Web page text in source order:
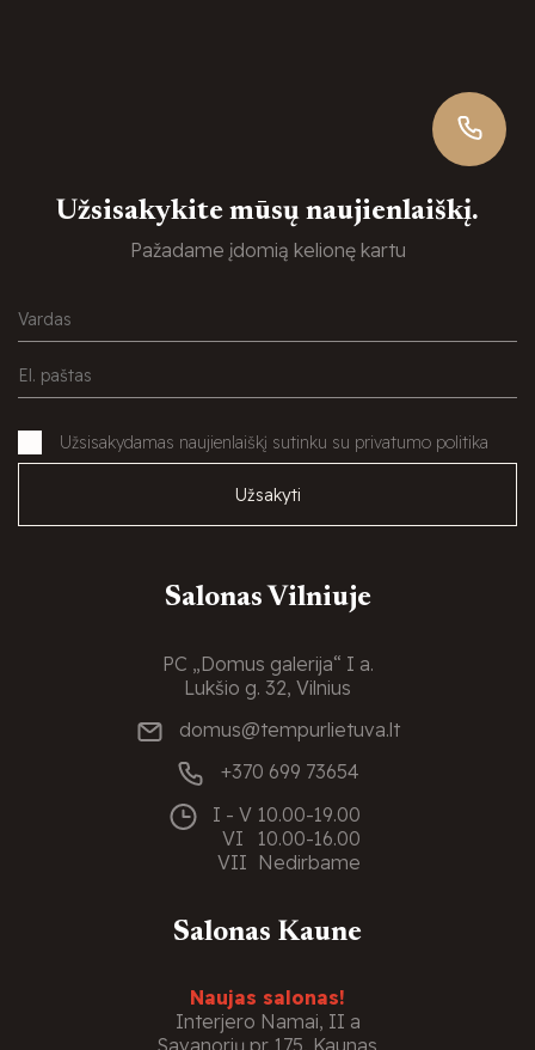
Užsisakykite mūsų naujienlaiškį.
Pažadame įdomią kelionę kartu
Užsisakydamas naujienlaiškį sutinku su privatumo politika
Užsakyti
Salonas Vilniuje
PC „Domus galerija“ I a.
Lukšio g. 32, Vilnius
domus@tempurlietuva.lt
+370 699 73654
I - V 10.00-19.00
VI
10.00-16.00
VII Nedirbame
Salonas Kaune
Naujas salonas!
Interjero Namai, II a